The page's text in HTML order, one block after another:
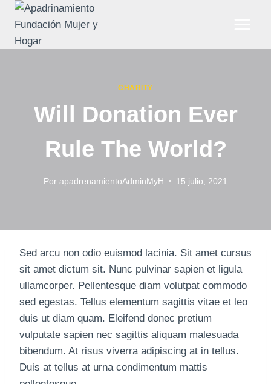
Saltar
contenido
CHARITY
Will Donation Ever
Rule The World?
Por apadrenamientoAdminMyH 15 julio, 2021
Sed arcu non odio euismod lacinia. Sit amet cursus
sit amet dictum sit. Nunc pulvinar sapien et ligula
ullamcorper. Pellentesque diam volutpat commodo
sed egestas. Tellus elementum sagittis vitae et leo
duis ut diam quam. Eleifend donec pretium
vulputate sapien nec sagittis aliquam malesuada
bibendum. At risus viverra adipiscing at in tellus.
Duis at tellus at urna condimentum mattis